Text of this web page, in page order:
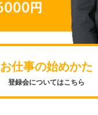
お仕事の始めかた
登録会についてはこちら